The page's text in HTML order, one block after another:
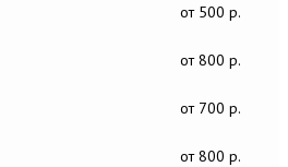
от 500 р.
от 800 р.
от 700 р.
от 800 р.